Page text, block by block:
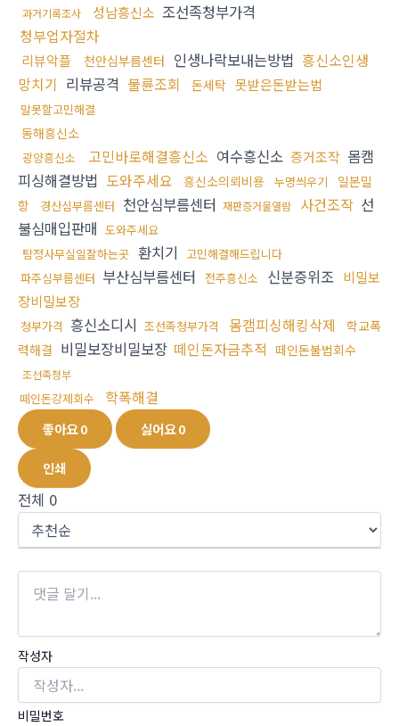
과거기록조사 성남흥신소 조선족청부가격
청부업자절차
리뷰악플 천안심부름센터 인생나락보내는방법 흥신소인생
망치기 리뷰공격 불륜조회 돈세탁 못받은돈받는법
말못할고민해결
동해흥신소
광양흥신소 고민바로해결흥신소 여수흥신소 증거조작 몸캠
피싱해결방법 도와주세요 흥신소의뢰비용 누명씌우기
일본밀
항
경산심부름센터 천안심부름센터 재판증거물열람 사건조작 선
불심매입판매 도와주세요
탐정사무실일잘하는곳 환치기 고민해결해드립니다
파주심부름센터 부산심부름센터 전주흥신소 신분증위조 비밀보
장비밀보장
청부가격 흥신소디시 조선족청부가격 몸캠피싱해킹삭제
학교폭
력해결 비밀보장비밀보장 떼인돈자금추적 떼인돈불법회수
조선족청부
떼인돈강제회수 학폭해결
좋아요0 싫어요0
인쇄
전체 0
작성자
비밀번호